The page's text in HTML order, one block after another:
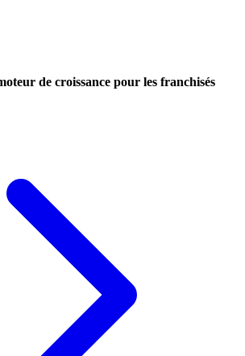
de croissance pour les franchisés